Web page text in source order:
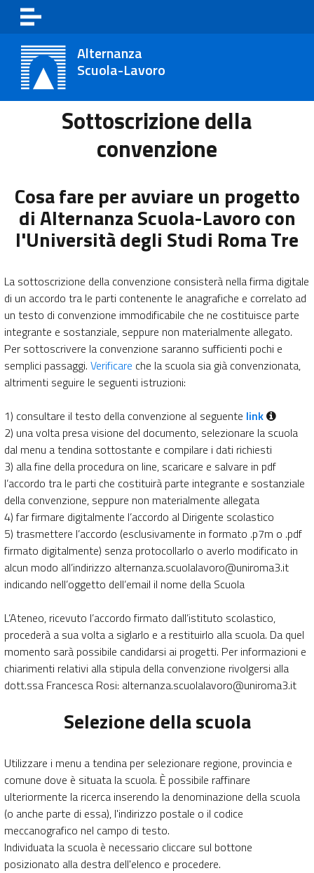
Skip to main content
Alternanza
Scuola-Lavoro
Sottoscrizione della
convenzione
Cosa fare per avviare un progetto
di Alternanza Scuola-Lavoro con
l'Università degli Studi Roma Tre
La sottoscrizione della convenzione consisterà nella firma digitale
di un accordo tra le parti contenente le anagrafiche e correlato ad
un testo di convenzione immodificabile che ne costituisce parte
integrante e sostanziale, seppure non materialmente allegato.
Per sottoscrivere la convenzione saranno sufficienti pochi e
semplici passaggi. Verificare che la scuola sia già convenzionata,
altrimenti seguire le seguenti istruzioni:
1) consultare il testo della convenzione al seguente link
2) una volta presa visione del documento, selezionare la scuola
dal menu a tendina sottostante e compilare i dati richiesti
3) alla fine della procedura on line, scaricare e salvare in pdf
l’accordo tra le parti che costituirà parte integrante e sostanziale
della convenzione, seppure non materialmente allegata
4) far firmare digitalmente l’accordo al Dirigente scolastico
5) trasmettere l’accordo (esclusivamente in formato .p7m o .pdf
firmato digitalmente) senza protocollarlo o averlo modificato in
alcun modo all’indirizzo alternanza.scuolalavoro@uniroma3.it
indicando nell’oggetto dell’email il nome della Scuola
L’Ateneo, ricevuto l’accordo firmato dall’istituto scolastico,
procederà a sua volta a siglarlo e a restituirlo alla scuola. Da quel
momento sarà possibile candidarsi ai progetti. Per informazioni e
chiarimenti relativi alla stipula della convenzione rivolgersi alla
dott.ssa Francesca Rosi: alternanza.scuolalavoro@uniroma3.it
Selezione della scuola
Utilizzare i menu a tendina per selezionare regione, provincia e
comune dove è situata la scuola. È possibile raffinare
ulteriormente la ricerca inserendo la denominazione della scuola
(o anche parte di essa), l'indirizzo postale o il codice
meccanografico nel campo di testo.
Individuata la scuola è necessario cliccare sul bottone
posizionato alla destra dell'elenco e procedere.